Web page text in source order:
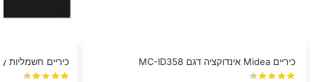
כיריים Midea אינדוקציה דגם MC-ID358 כיריים חשמליות Candy דגם CH64CCB